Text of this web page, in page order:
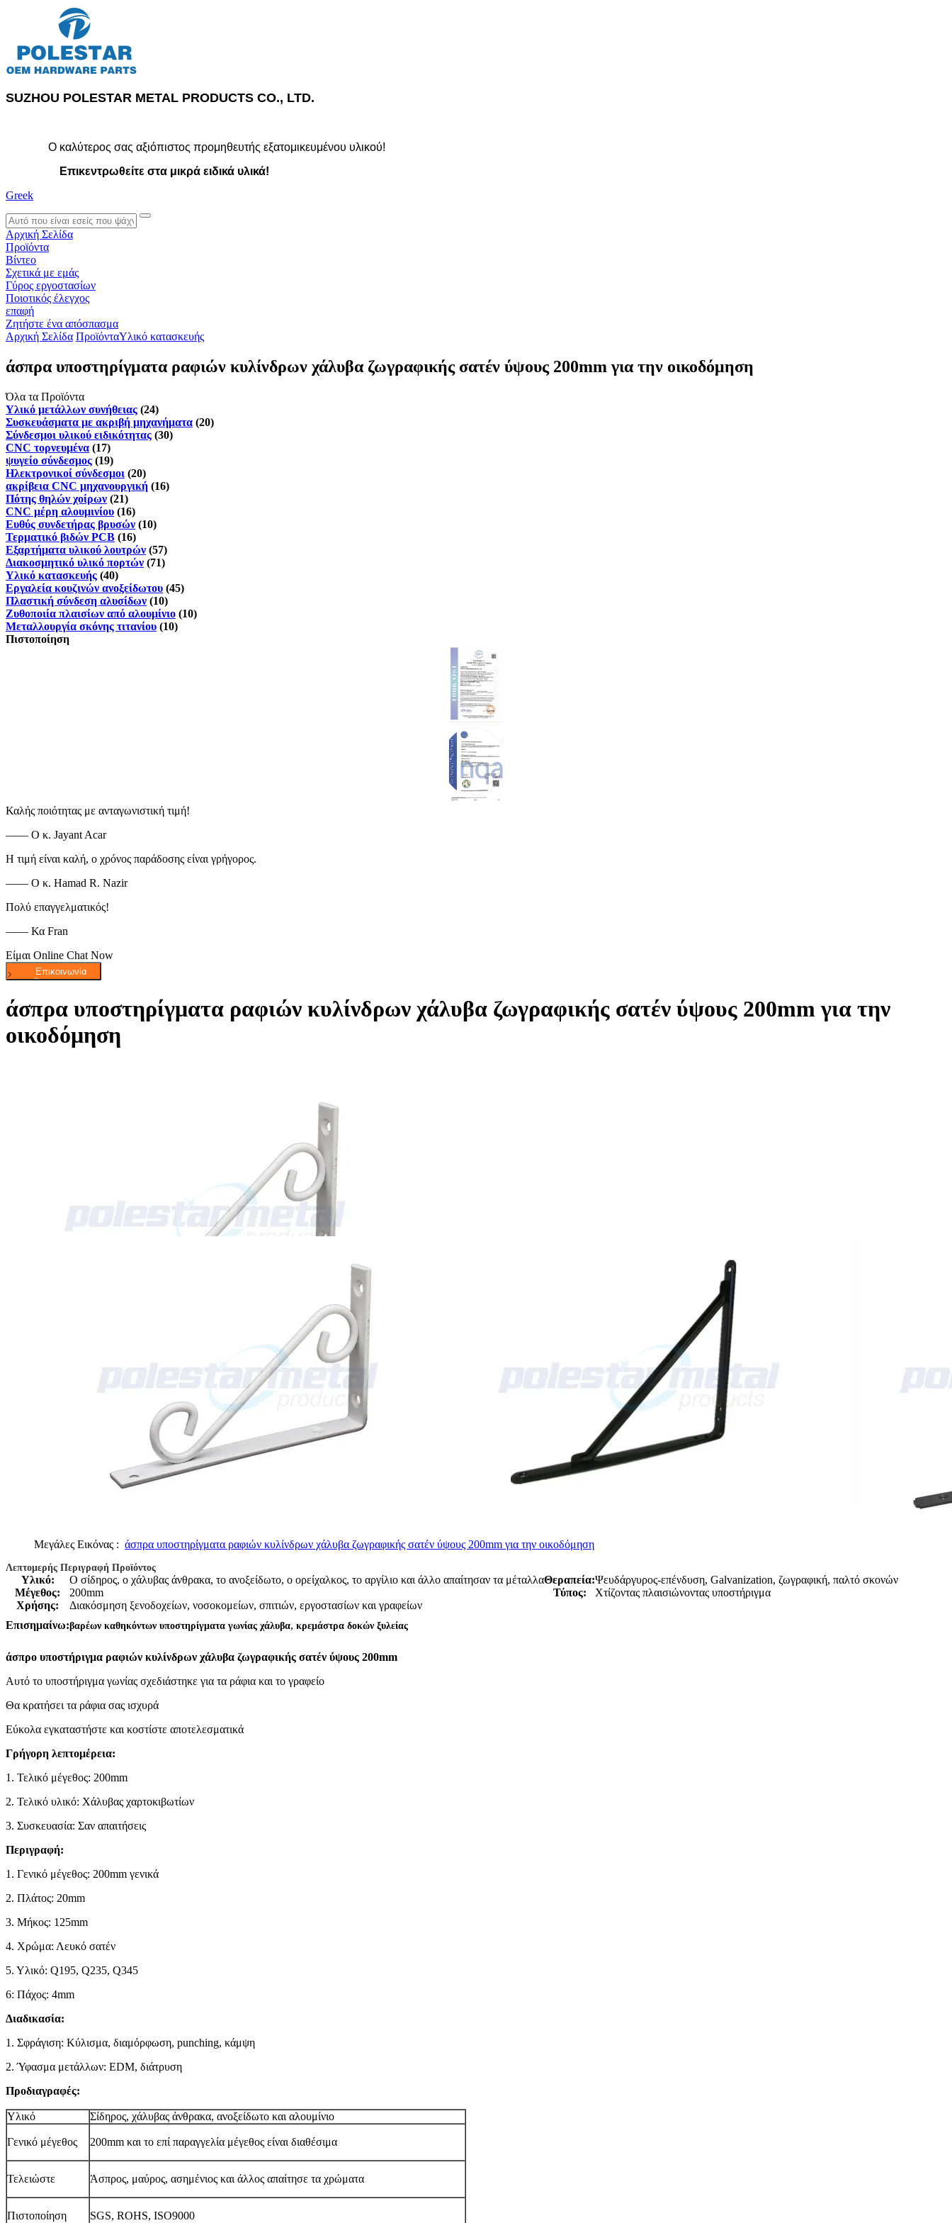
SUZHOU POLESTAR METAL PRODUCTS CO., LTD.
Ο καλύτερος σας αξιόπιστος προμηθευτής εξατομικευμένου υλικού!
Επικεντρωθείτε στα μικρά ειδικά υλικά!
Greek
search
Αρχική Σελίδα
Προϊόντα
Βίντεο
Σχετικά με εμάς
Γύρος εργοστασίων
Ποιοτικός έλεγχος
επαφή
Ζητήστε ένα απόσπασμα
Αρχική Σελίδα ΠροϊόνταΥλικό κατασκευής
άσπρα υποστηρίγματα ραφιών κυλίνδρων χάλυβα ζωγραφικής σατέν ύψους 200mm για την οικοδόμηση
Όλα τα Προϊόντα
Υλικό μετάλλων συνήθειας (24)
Συσκευάσματα με ακριβή μηχανήματα (20)
Σύνδεσμοι υλικού ειδικότητας (30)
CNC τορνευμένα (17)
ψυγείο σύνδεσμος (19)
Ηλεκτρονικοί σύνδεσμοι (20)
ακρίβεια CNC μηχανουργική (16)
Πότης θηλών χοίρων (21)
CNC μέρη αλουμινίου (16)
Ευθύς συνδετήρας βρυσών (10)
Τερματικό βιδών PCB (16)
Εξαρτήματα υλικού λουτρών (57)
Διακοσμητικό υλικό πορτών (71)
Υλικό κατασκευής (40)
Εργαλεία κουζινών ανοξείδωτου (45)
Πλαστική σύνδεση αλυσίδων (10)
Ζυθοποιία πλαισίων από αλουμίνιο (10)
Μεταλλουργία σκόνης τιτανίου (10)
Πιστοποίηση
Καλής ποιότητας με ανταγωνιστική τιμή!
—— Ο κ. Jayant Acar
Η τιμή είναι καλή, ο χρόνος παράδοσης είναι γρήγορος.
—— Ο κ. Hamad R. Nazir
Πολύ επαγγελματικός!
—— Κα Fran
Είμαι Online Chat Now
άσπρα υποστηρίγματα ραφιών κυλίνδρων χάλυβα ζωγραφικής σατέν ύψους 200mm για την
οικοδόμηση
Μεγάλες Εικόνας : άσπρα υποστηρίγματα ραφιών κυλίνδρων χάλυβα ζωγραφικής σατέν ύψους 200mm για την οικοδόμηση
Λεπτομερής Περιγραφή Προϊόντος
Υλικό: Ο σίδηρος, ο χάλυβας άνθρακα, το ανοξείδωτο, ο ορείχαλκος, το αργίλιο και άλλο απαίτησαν τα μέταλλαΘεραπεία:Ψευδάργυρος-επένδυση, Galvanization, ζωγραφική, παλτό σκονών
Μέγεθος:
200mm Τύπος:
Χτίζοντας πλαισιώνοντας υποστήριγμα
Χρήσης:
Διακόσμηση ξενοδοχείων, νοσοκομείων, σπιτιών, εργοστασίων και γραφείων
Επισημαίνω:βαρέων καθηκόντων υποστηρίγματα γωνίας χάλυβα, κρεμάστρα δοκών ξυλείας
άσπρο υποστήριγμα ραφιών κυλίνδρων χάλυβα ζωγραφικής σατέν ύψους 200mm
Αυτό το υποστήριγμα γωνίας σχεδιάστηκε για τα ράφια και το γραφείο
Θα κρατήσει τα ράφια σας ισχυρά
Εύκολα εγκαταστήστε και κοστίστε αποτελεσματικά
Γρήγορη λεπτομέρεια:
1. Τελικό μέγεθος: 200mm
2. Τελικό υλικό: Χάλυβας χαρτοκιβωτίων
3. Συσκευασία: Σαν απαιτήσεις
Περιγραφή:
1. Γενικό μέγεθος: 200mm γενικά
2. Πλάτος: 20mm
3. Μήκος: 125mm
4. Χρώμα: Λευκό σατέν
5. Υλικό: Q195, Q235, Q345
6: Πάχος: 4mm
Διαδικασία:
1. Σφράγιση: Κύλισμα, διαμόρφωση, punching, κάμψη
2. Ύφασμα μετάλλων: EDM, διάτρυση
Προδιαγραφές:
Υλικό Σίδηρος, χάλυβας άνθρακα, ανοξείδωτο και αλουμίνιο
Γενικό μέγεθος 200mm και το επί παραγγελία μέγεθος είναι διαθέσιμα
Τελειώστε Άσπρος, μαύρος, ασημένιος και άλλος απαίτησε τα χρώματα
Πιστοποίηση SGS, ROHS, ISO9000